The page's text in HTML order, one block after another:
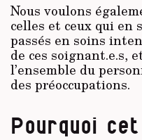
Nous voulons
celles et ceux qui en
passés en soins
de ces soignant.e.s,
l’ensemble du
des préoccupations.
Pourquoi